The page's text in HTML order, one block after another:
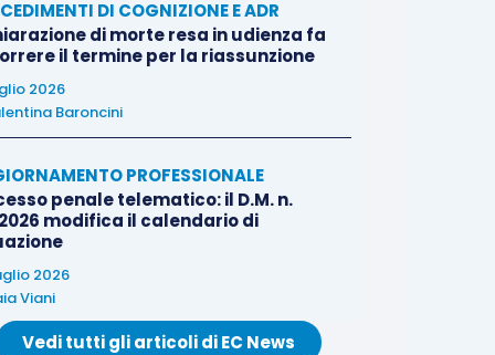
DI COGNIZIONE E ADR
di morte resa in udienza fa
il termine per la riassunzione
2026
Baroncini
PROFESSIONALE
penale telematico: il D.M. n.
modifica il calendario di
2026
Viani
Vedi tutti gli articoli di EC News